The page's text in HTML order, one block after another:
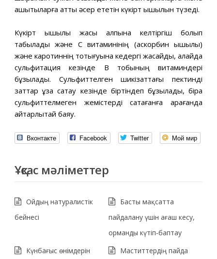
ашытқыларға қатты әсер ететін күкірт қышқылын түзеді.
Күкірт қышқылы жақсы қалпына келтіргіш болып
табылады және С витаминінің (аскорбин қышқылы)
және каротиннің тотығуына кедергі жасайды, алайда
сульфитация кезінде В тобының витаминдері
бұзылады. Сульфиттелген шикізаттағы пектинді
заттар ұзақ сақтау кезінде біртіндеп бұзылады, бірақ
сульфиттелмеген жемістерді сақтағанға қарағанда
айтарлықтай баяу.
Вконтакте Facebook Twitter Мой мир
Ұқсас мәліметтер
Ойдың натуралистік
бейнесі
Басты мақсатта
пайдалану үшін ағаш кесу,
орманды күтіп-баптау
Күнбағыс өнімдерін
Маститтердің пайда